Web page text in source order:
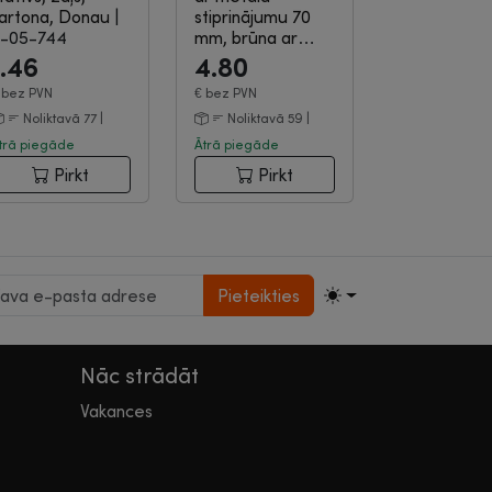
Donau
05-744
bez PVN
Noliktavā 77 |
piegāde
Pirkt
stiprinājumu 70
mm, brūna ar
kārbu...
147
4.80
€ bez PVN
Noliktavā 59 |
Ātrā piegāde
Pirkt
Pieteikties
Nāc strādāt
Vakances